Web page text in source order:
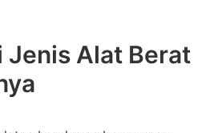
Jenis Alat Berat